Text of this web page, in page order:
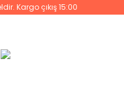
Kargo çıkış 15:00